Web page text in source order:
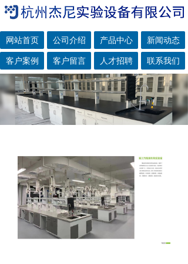
网站首页 公司介绍 产品中心 新闻动态
客户案例 客户留言 人才招聘 联系我们